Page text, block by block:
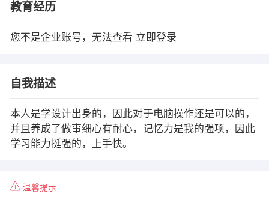
教育经历
您不是企业账号，无法查看 立即登录
自我描述
本人是学设计出身的，因此对于电脑操作还是可以的，
并且养成了做事细心有耐心，记忆力是我的强项，因此
学习能力挺强的，上手快。
温馨提示